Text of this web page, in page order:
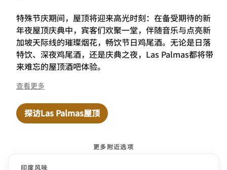
特殊节庆期间，屋顶将迎来高光时刻：在备受期待的新
年夜屋顶庆典中，宾客们欢聚一堂，伴随音乐与点亮新
加坡天际线的璀璨烟花，畅饮节日鸡尾酒。无论是日落
特饮、深夜鸡尾酒，还是庆典之夜，Las Palmas都将带
来难忘的屋顶酒吧体验。
查看更多
探访Las Palmas屋顶
更多附近选项
印度风味